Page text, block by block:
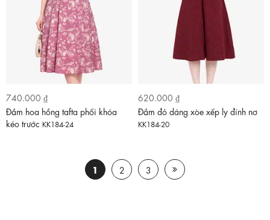
740.000 ₫
Đầm hoa hồng tafta phối khóa
kéo trước KK184-24
620.000 ₫
Đầm đỏ dáng xòe xếp ly đính nơ
KK184-20
1 2 3